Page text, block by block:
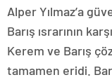
Alper Yılmaz’a
Barış ısrarının
Kerem ve Barış
tamamen eridi.